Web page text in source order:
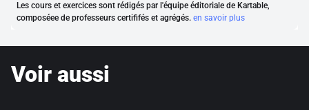
Les cours et exercices sont rédigés par l'équipe éditoriale de Kartable,
composéee de professeurs certififés et agrégés. en savoir plus
Voir aussi